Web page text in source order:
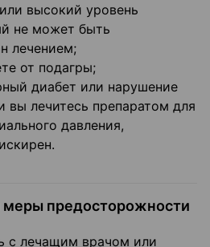
высокий уровень
не может быть
лечением;
от подагры;
диабет или нарушение
вы лечитесь препаратом для
давления,
меры предосторожности
с лечащим врачом или